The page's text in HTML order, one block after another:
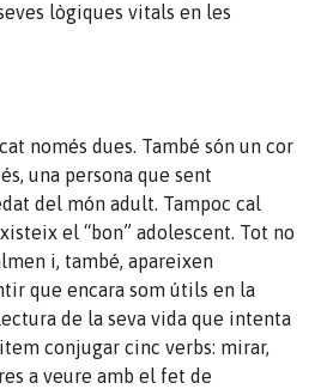
lògiques vitals en les
només dues. També són un cor
una persona que sent
del món adult. Tampoc cal
el “bon” adolescent. Tot no
i, també, apareixen
que encara som útils en la
de la seva vida que intenta
conjugar cinc verbs: mirar,
a veure amb el fet de